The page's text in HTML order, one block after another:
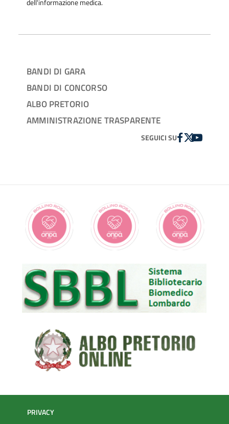
dell'informazione medica.
BANDI DI GARA
BANDI DI CONCORSO
ALBO PRETORIO
AMMINISTRAZIONE TRASPARENTE
SEGUICI SUFACEBOOK
TWITTER
YOUTUBE
PRIVACY